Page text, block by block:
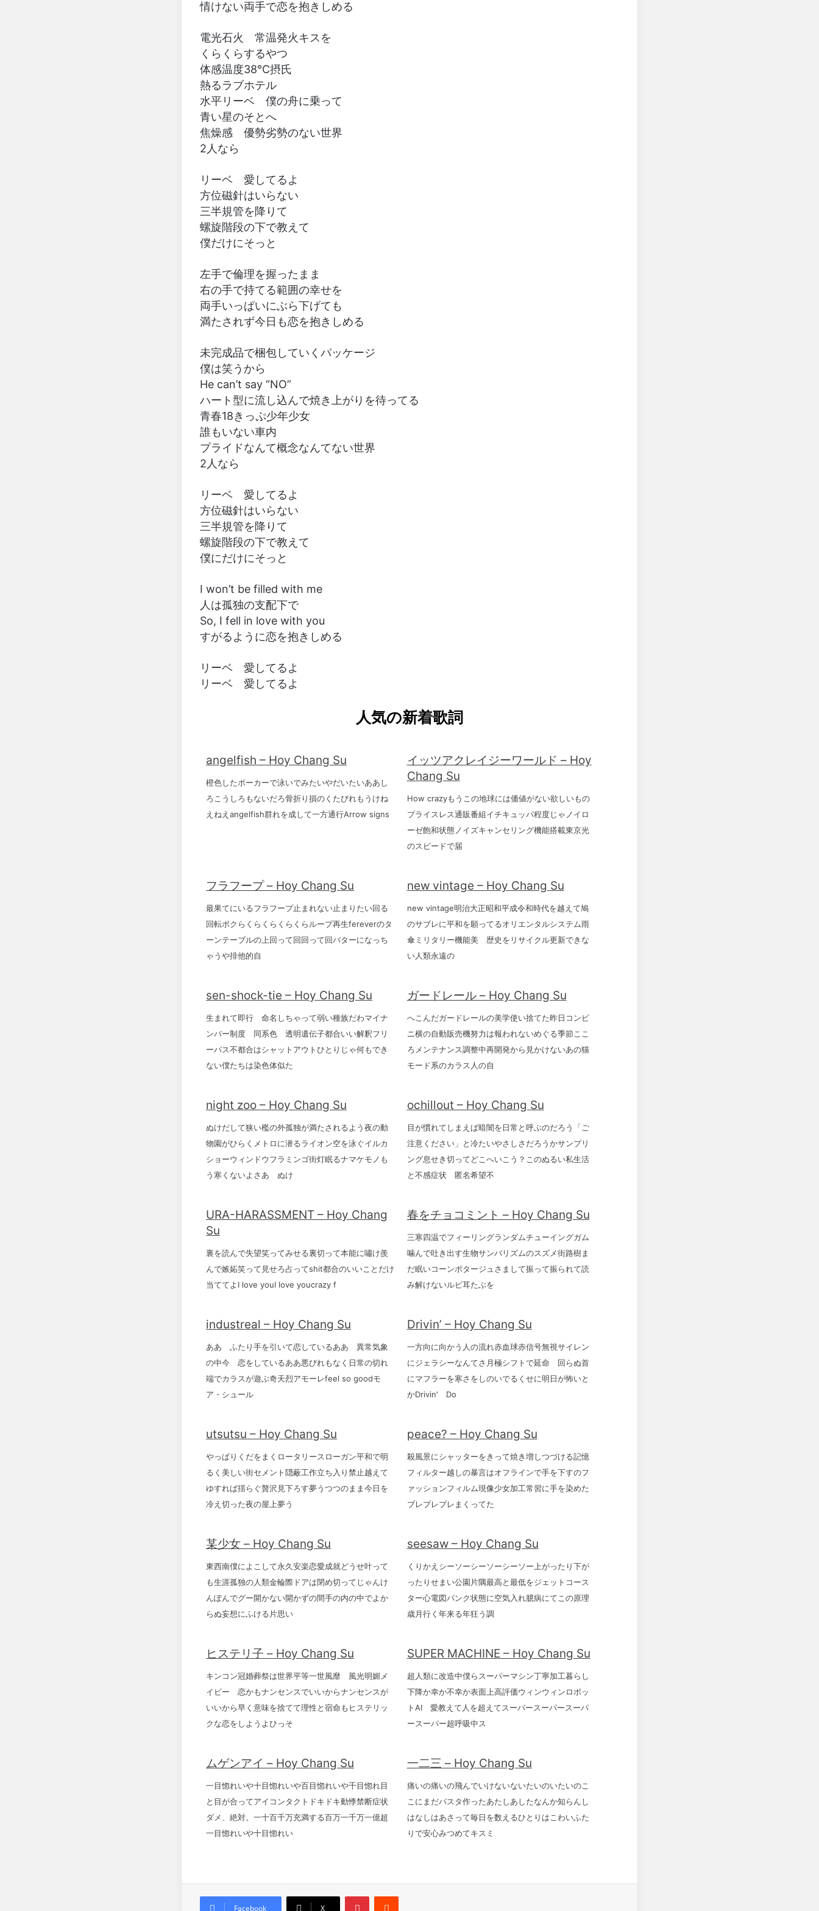
情けない両手で恋を抱きしめる
電光石火 常温発火キスを
くらくらするやつ
体感温度38℃摂氏
熱るラブホテル
水平リーベ 僕の舟に乗って
青い星のそとへ
焦燥感 優勢劣勢のない世界
2人なら
リーベ 愛してるよ
方位磁針はいらない
三半規管を降りて
螺旋階段の下で教えて
僕だけにそっと
左手で倫理を握ったまま
右の手で持てる範囲の幸せを
両手いっぱいにぶら下げても
満たされず今日も恋を抱きしめる
未完成品で梱包していくパッケージ
僕は笑うから
He can’t say “NO”
ハート型に流し込んで焼き上がりを待ってる
青春18きっぷ少年少女
誰もいない車内
プライドなんて概念なんてない世界
2人なら
リーベ 愛してるよ
方位磁針はいらない
三半規管を降りて
螺旋階段の下で教えて
僕にだけにそっと
I won’t be filled with me
人は孤独の支配下で
So, I fell in love with you
すがるように恋を抱きしめる
リーベ 愛してるよ
リーベ 愛してるよ
人気の新着歌詞
angelfish – Hoy Chang Su
橙色したポーカーで泳いでみたいやだいたいああし
ろこうしろもないだろ骨折り損のくたびれもうけね
えねえangelfish群れを成して一方通行Arrow signs
イッツアクレイジーワールド – Hoy
Chang Su
How crazyもうこの地球には価値がない欲しいもの
プライスレス通販番組イチキュッパ程度じゃノイロ
ーゼ飽和状態ノイズキャンセリング機能搭載東京光
のスピードで届
フラフープ – Hoy Chang Su
最果てにいるフラフープ止まれない止まりたい回る
回転ボクらくらくらくらくらループ再生fereverのタ
ーンテーブルの上回って回回って回バターになっち
ゃうや排他的自
new vintage – Hoy Chang Su
new vintage明治大正昭和平成令和時代を越えて鳩
のサブレに平和を願ってるオリエンタルシステム雨
傘ミリタリー機能美 歴史をリサイクル更新できな
い人類永遠の
sen-shock-tie – Hoy Chang Su
生まれて即行 命名しちゃって弱い種族だわマイナ
ンバー制度 同系色 透明遺伝子都合いい解釈フリ
ーパス不都合はシャットアウトひとりじゃ何もでき
ない僕たちは染色体似た
ガードレール – Hoy Chang Su
へこんだガードレールの美学使い捨てた昨日コンビ
ニ横の自動販売機努力は報われないめぐる季節ここ
ろメンテナンス調整中再開発から見かけないあの猫
モード系のカラス人の自
night zoo – Hoy Chang Su
ぬけだして狭い檻の外孤独が満たされるよう夜の動
物園がひらくメトロに潜るライオン空を泳ぐイルカ
ショーウィンドウフラミンゴ街灯眠るナマケモノも
う寒くないよさあ ぬけ
ochillout – Hoy Chang Su
目が慣れてしまえば暗闇を日常と呼ぶのだろう「ご
注意ください」と冷たいやさしさだろうかサンプリ
ング息せき切ってどこへいこう？このぬるい私生活
と不感症状 匿名希望不
URA-HARASSMENT – Hoy Chang
Su
裏を読んで失望笑ってみせる裏切って本能に嘯け羨
んで嫉妬笑って見せろ占ってshit都合のいいことだけ
当ててよI love youI love youcrazy f
春をチョコミント – Hoy Chang Su
三寒四温でフィーリングランダムチューイングガム
噛んで吐き出す生物サンバリズムのスズメ街路樹ま
だ眠いコーンポタージュさまして振って振られて読
み解けないルビ耳たぶを
industreal – Hoy Chang Su
ああ ふたり手を引いて恋しているああ 異常気象
の中今 恋をしているああ悪びれもなく日常の切れ
端でカラスが遊ぶ奇天烈アモーレfeel so goodモ
ア・シュール
Drivin’ – Hoy Chang Su
一方向に向かう人の流れ赤血球赤信号無視サイレン
にジェラシーなんてさ月極シフトで延命 回らぬ首
にマフラーを寒さをしのいでるくせに明日が怖いと
かDrivin' Do
utsutsu – Hoy Chang Su
やっぱりくだをまくロータリースローガン平和で明
るく美しい街セメント隠蔽工作立ち入り禁止越えて
ゆすれば揺らぐ贅沢見下ろす夢うつつのまま今日を
冷え切った夜の屋上夢う
peace? – Hoy Chang Su
殺風景にシャッターをきって焼き増しつづける記憶
フィルター越しの暴言はオフラインで手を下すのフ
ァッションフィルム現像少女加工常習に手を染めた
ブレブレブレまくってた
某少女 – Hoy Chang Su
東西南僕によこして永久安楽恋愛成就どうせ叶って
も生涯孤独の人類金輪際ドアは閉め切ってじゃんけ
んぽんでグー開かない開かずの間手の内の中でよか
らぬ妄想にふける片思い
seesaw – Hoy Chang Su
くりかえシーソーシーソーシーソー上がったり下が
ったりせまい公園片隅最高と最低をジェットコース
ター心電図パンク状態に空気入れ臆病にてこの原理
歳月行く年来る年狂う調
ヒステリ子 – Hoy Chang Su
キンコン冠婚葬祭は世界平等一世風靡 風光明媚メ
イビー 恋かもナンセンスでいいからナンセンスが
いいから早く意味を捨てて理性と宿命もヒステリッ
クな恋をしようよひっそ
SUPER MACHINE – Hoy Chang Su
超人類に改造中僕らスーパーマシン丁寧加工暮らし
下降か幸か不幸か表面上高評価ウィンウィンロボッ
トAI 愛教えて人を超えてスーパースーパースーパ
ースーパー超呼吸中ス
ムゲンアイ – Hoy Chang Su
一目惚れいや十目惚れいや百目惚れいや千目惚れ目
と目が合ってアイコンタクトドキドキ動悸禁断症状
ダメ、絶対。一十百千万充満する百万一千万一億超
一目惚れいや十目惚れい
一二三 – Hoy Chang Su
痛いの痛いの飛んでいけないないたいのいたいのこ
こにまだパスタ作ったあたしあしたなんか知らんし
はなしはあさって毎日を数えるひとりはこわいふた
りで安心みつめてキスミ
Facebook X
PinterestReddit